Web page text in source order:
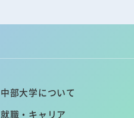
中部大学について
就職・キャリア